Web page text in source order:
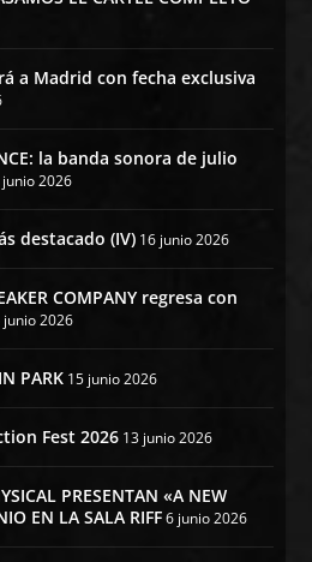
a Madrid con fecha exclusiva
la banda sonora de julio
2026
destacado (IV) 16 junio 2026
COMPANY regresa con
junio 2026
PARK 15 junio 2026
Fest 2026 13 junio 2026
PRESENTAN «A NEW
EN LA SALA RIFF 6 junio 2026